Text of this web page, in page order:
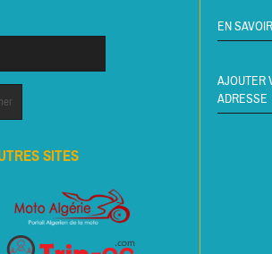
SITES
EN
AJOUTER
ADRESSE